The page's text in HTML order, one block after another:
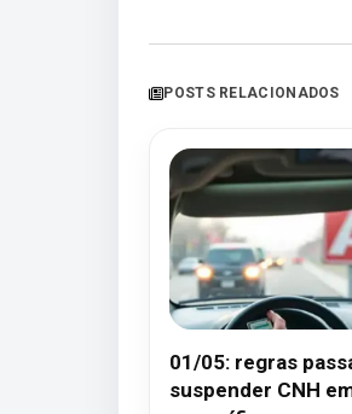
POSTS RELACIONADOS
01/05: regras
suspender CNH